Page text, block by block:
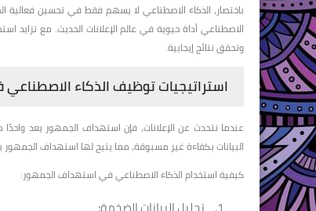
باختصار، الذكاء الاصطناعي لا يسهم فقط في تحسين فعالية
الاصطناعي أداة حيوية في عالم الإعلانات الحديث. مع
وتحقق نتائج إيجابية.
استراتيجيات توظيف الذكاء الاصطناعي
عندما نتحدث عن الإعلانات، فإن استهداف الجمهور يعد
البيانات بكفاءة غير مسبوقة، مما يتيح لها استهداف الجمهور
كيفية استخدام الذكاء الاصطناعي في استهداف الجمهور: